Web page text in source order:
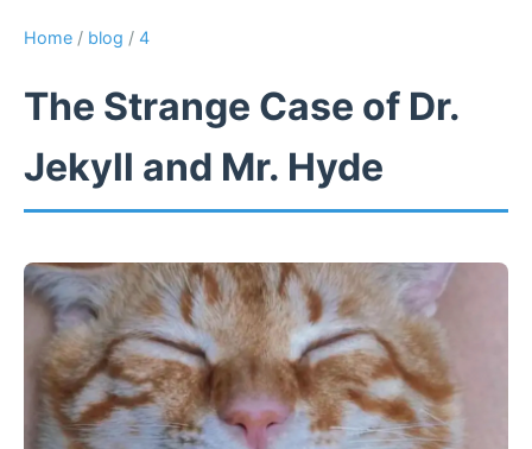
Home / blog / 4
The Strange Case of Dr.
Jekyll and Mr. Hyde